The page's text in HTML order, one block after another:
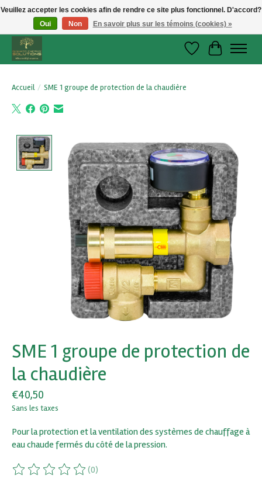
Le chauffage au bois, respectueux de la nature et abordable !
Liste de souhaits
Panier
Accueil / SME 1 groupe de protection de la chaudière
Product image slideshow Items
SME 1 groupe de protection de
la chaudière
€40,50
Sans les taxes
Pour la protection et la ventilation des systèmes de chauffage à
eau chaude fermés du côté de la pression.
Ce produit est évalué à
(0)
Veuillez accepter les cookies afin de rendre ce site plus fonctionnel. D'accord?
Oui
Non En savoir plus sur les témoins (cookies) »